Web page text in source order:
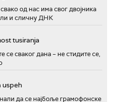
од нас има свог двојника
и сличну ДНК
tusiranja
се сваког дана – не стидите се,
uspeh
да се најбоље грамофонске